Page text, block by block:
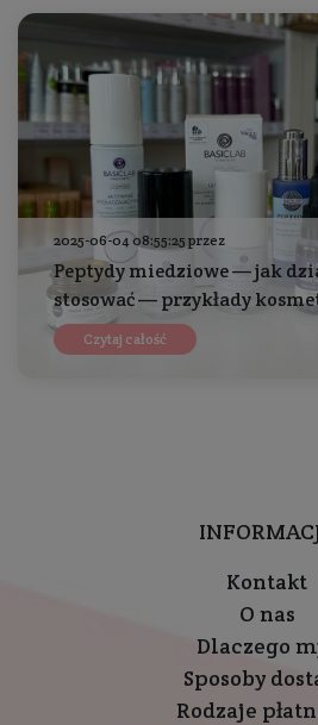
2025-06-04 08:55:25 przez
Peptydy miedziowe — jak
stosować — przykłady
Czytaj całość
Kontakt
O nas
Dlaczego
Sposoby
Rodzaje